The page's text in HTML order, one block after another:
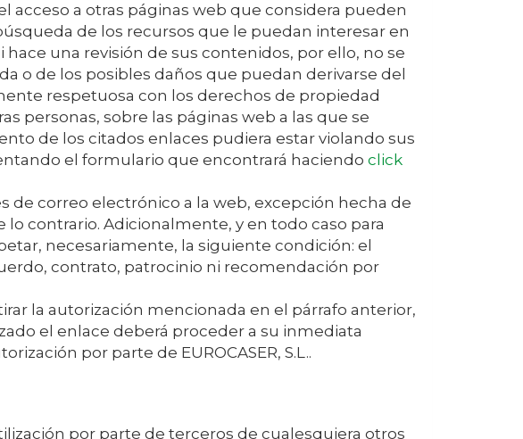
acceso a otras páginas web que considera pueden
de los recursos que le puedan interesar en
hace una revisión de sus contenidos, por ello, no se
o de los posibles daños que puedan derivarse del
respetuosa con los derechos de propiedad
personas, sobre las páginas web a las que se
de los citados enlaces pudiera estar violando sus
el formulario que encontrará haciendo click
de correo electrónico a la web, excepción hecha de
lo contrario. Adicionalmente, y en todo caso para
necesariamente, la siguiente condición: el
contrato, patrocinio ni recomendación por
la autorización mencionada en el párrafo anterior,
el enlace deberá proceder a su inmediata
por parte de EUROCASER, S.L..
por parte de terceros de cualesquiera otros